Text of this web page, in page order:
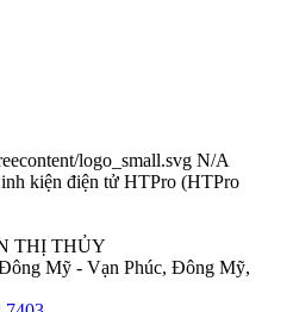
logo_small.svg N/A
kiện điện tử HTPro (HTPro
THỊ THỦY
Mỹ - Vạn Phúc, Đông Mỹ,